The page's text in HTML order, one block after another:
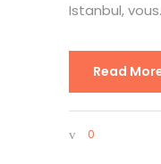
Istanbul,
Read
0